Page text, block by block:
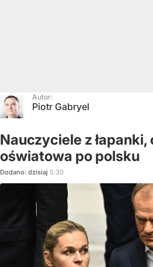
Autor:
Piotr Gabryel
Nauczyciele z
oświatowa po polsku
Dodano: dzisiaj 5:30